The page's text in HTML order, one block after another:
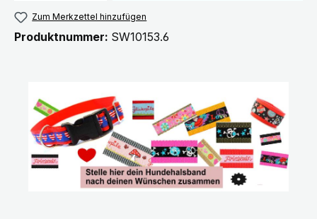
Zum Merkzettel hinzufügen
Produktnummer: SW10153.6